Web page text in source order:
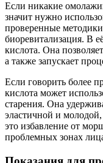
Если никакие
значит нужно
проверенные
биоревитализация. В
кислота. Она
а также запускает
Если говорить более
кислота может
старения. Она
эластичной и
это избавление от
проблемных зонах